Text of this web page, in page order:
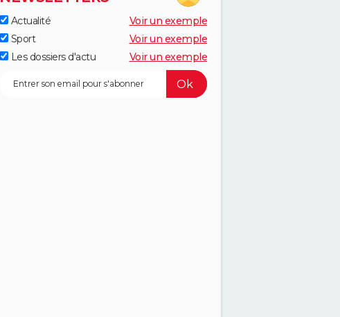
Actualité
Voir un exemple
Sport
Voir un exemple
Les dossiers d'actu
Voir un exemple